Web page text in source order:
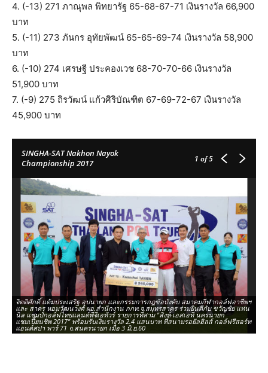
4. (-13) 271 ภาณุพล พิทยารัฐ 65-68-67-71 เงินรางวัล 66,900
บาท
5. (-11) 273 ภันกร อุทัยพัฒน์ 65-65-69-74 เงินรางวัล 58,900
บาท
6. (-10) 274 เศรษฐี ประคองเวช 68-70-70-66 เงินรางวัล
51,900 บาท
7. (-9) 275 ถิรวัฒน์ แก้วศิริบัณฑิต 67-69-72-67 เงินรางวัล
45,900 บาท
SINGHA-SAT Nakhon Nayok
Championship 2017
1 of 5
จิตติศักดิ์ แต้มประเสริฐ อุปนายก และกรรมการกฎข้อบังคับ สมาคมกีฬากอล์ฟอาชีพฯ
และ สาคร หอมวัฒนวงศ์ ผอ.สำนักงาน กกท.จ.สมุทรสาคร ร่วมยินดีกับ ขวัญชัย แท่น
นิล แชมป์กอล์ฟไทยแลนด์พีจีเอทัวร์ รายการที่สาม "สิงห์-เอสเอที นครนายก
แชมเปี้ยนชิพ 2017" พร้อมรับเงินรางวัล 2.4 แสนบาท ที่สนามรอยัลฮิลส์ กอล์ฟรีสอร์ท
แอนด์สปา พาร์ 71 จ.สนครนายก เมื่อ 3 มิ.ย.60